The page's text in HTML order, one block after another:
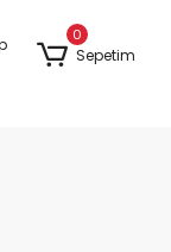
0
Sepetim